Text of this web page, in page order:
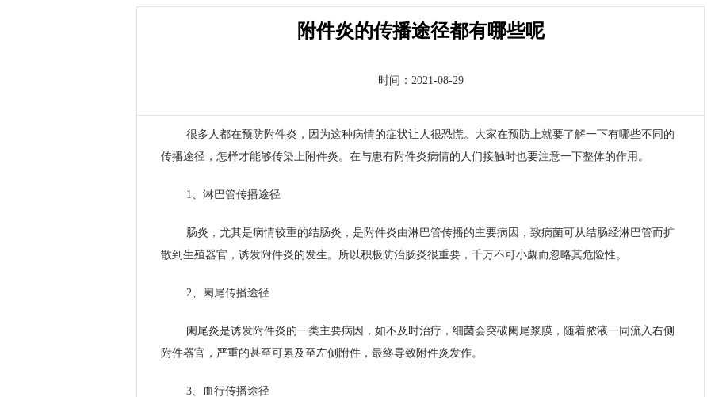
附件炎的传播途径都有哪些呢
时间：2021-08-29
很多人都在预防附件炎，因为这种病情的症状让人很恐慌。大家在预防上就要了解一下有哪些不同的
传播途径，怎样才能够传染上附件炎。在与患有附件炎病情的人们接触时也要注意一下整体的作用。
1、淋巴管传播途径
肠炎，尤其是病情较重的结肠炎，是附件炎由淋巴管传播的主要病因，致病菌可从结肠经淋巴管而扩
散到生殖器官，诱发附件炎的发生。所以积极防治肠炎很重要，千万不可小觑而忽略其危险性。
2、阑尾传播途径
阑尾炎是诱发附件炎的一类主要病因，如不及时治疗，细菌会突破阑尾浆膜，随着脓液一同流入右侧
附件器官，严重的甚至可累及至左侧附件，最终导致附件炎发作。
3、血行传播途径